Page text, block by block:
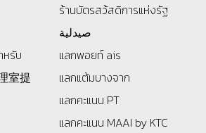
หรับ
室提
ร้านบัตรสว้สดิการแห่งรัฐ
صيدلية
แลกพอยท์ ais
แลกแต้มบางจาก
แลกคะแนน PT
แลกคะแนน MAAI by KTC